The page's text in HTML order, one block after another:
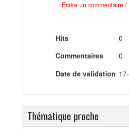
Ecrire un commentaire
Hits
0
Commentaires
0
Date de validation
Thématique proche